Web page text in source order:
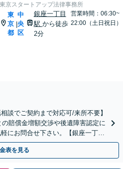
東京スタートアップ法律事務所
東
京
都
|
中
央
区
銀座一丁目
駅 から徒歩
2分
営業時間：06:30~
22:00（土日祝日）
談でご契約まで対応可/来所不要】
の賠償金増額交渉や後遺障害認定に
にお問合せ下さい。【銀座一丁目
表を見る